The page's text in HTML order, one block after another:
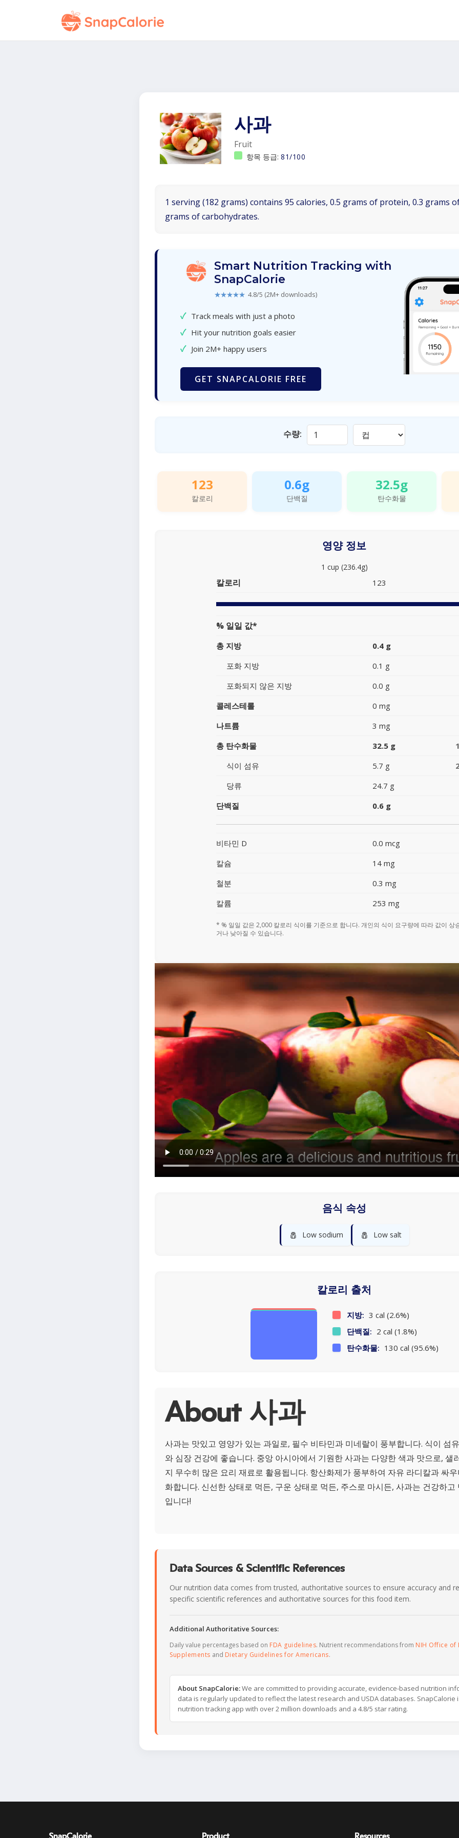
사과
Fruit
항목 등급: 81/100
1 serving (182 grams) contains 95 calories, 0.5 grams of protein, 0.3 grams
grams of carbohydrates.
Smart Nutrition Tracking with
SnapCalorie
★★★★★ 4.8/5 (2M+ downloads)
✓ Track meals with just a photo
✓ Hit your nutrition goals easier
✓ Join 2M+ happy users
GET SNAPCALORIE FREE
수량:
123
칼로리
0.6g
단백질
32.5g
탄수화물
영양 정보
1 cup (236.4g)
칼로리 123
% 일일 값*
총 지방
0.4 g
포화 지방
0.1 g
포화되지 않은 지방
0.0 g
콜레스테롤
0 mg
나트륨
3 mg
총 탄수화물
32.5 g
식이 섬유
5.7 g
당류
24.7 g
단백질
0.6 g
비타민 D
0.0 mcg
칼슘
14 mg
철분
0.3 mg
칼륨
253 mg
* % 일일 값은 2,000 칼로리 식이를 기준으로 합니다. 개인의 식이 요구량에 따라 값이 상
거나 낮아질 수 있습니다.
음식 속성
🧂 Low sodium 🧂 Low salt
칼로리 출처
지방: 3 cal (2.6%)
단백질: 2 cal (1.8%)
탄수화물: 130 cal (95.6%)
About 사과
사과는 맛있고 영양가 있는 과일로, 필수 비타민과 미네랄이 풍부합니다. 식이 섬
와 심장 건강에 좋습니다. 중앙 아시아에서 기원한 사과는 다양한 색과 맛으로, 샐
지 무수히 많은 요리 재료로 활용됩니다. 항산화제가 풍부하여 자유 라디칼과 싸
화합니다. 신선한 상태로 먹든, 구운 상태로 먹든, 주스로 마시든, 사과는 건강하
입니다!
Data Sources & Scientific References
Our nutrition data comes from trusted, authoritative sources to ensure accuracy and
specific scientific references and authoritative sources for this food item.
Additional Authoritative Sources:
Daily value percentages based on FDA guidelines. Nutrient recommendations from NIH Office of
Supplements and Dietary Guidelines for Americans.
About SnapCalorie:We are committed to providing accurate, evidence-based nutrition
data is regularly updated to reflect the latest research and USDA databases. SnapCalorie
nutrition tracking app with over 2 million downloads and a 4.8/5 star rating.